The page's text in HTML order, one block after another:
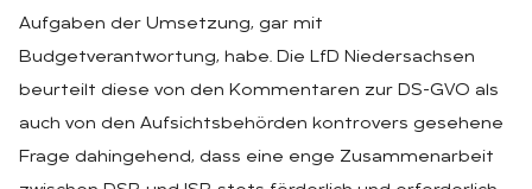
Aufgaben der Umsetzung, gar mit
Budgetverantwortung, habe. Die LfD Niedersachsen
beurteilt diese von den Kommentaren zur DS-GVO als
auch von den Aufsichtsbehörden kontrovers gesehene
Frage dahingehend, dass eine enge Zusammenarbeit